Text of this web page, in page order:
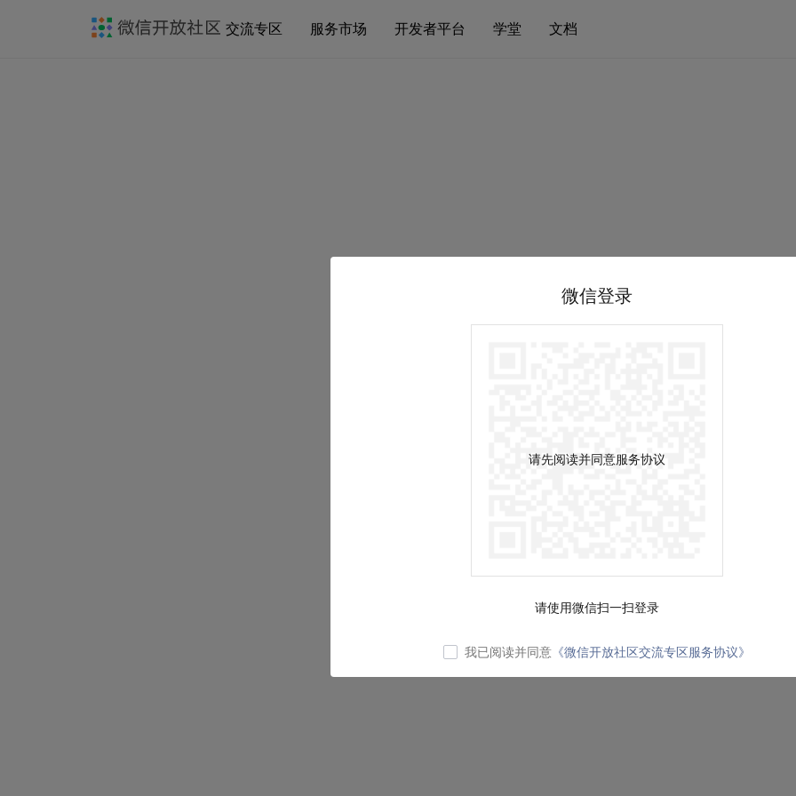
交流专区 服务市场 开发者平台 学堂 文档
微信登录
请先阅读并同意服务协议
请使用微信扫一扫登录
我已阅读并同意 《微信开放社区交流专区服务协议》